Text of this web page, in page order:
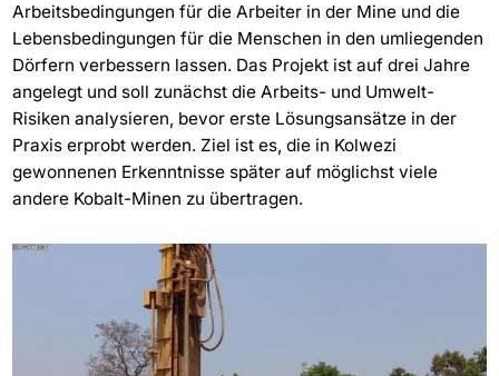
Arbeitsbedingungen für die Arbeiter in der Mine und die
Lebensbedingungen für die Menschen in den umliegenden
Dörfern verbessern lassen. Das Projekt ist auf drei Jahre
angelegt und soll zunächst die Arbeits- und Umwelt-
Risiken analysieren, bevor erste Lösungsansätze in der
Praxis erprobt werden. Ziel ist es, die in Kolwezi
gewonnenen Erkenntnisse später auf möglichst viele
andere Kobalt-Minen zu übertragen.